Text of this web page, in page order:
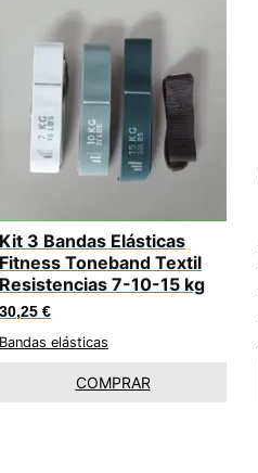
Kit 3 Bandas Elásticas
Fitness Toneband Textil
Resistencias 7-10-15 kg
30,25 €
Bandas elásticas
COMPRAR